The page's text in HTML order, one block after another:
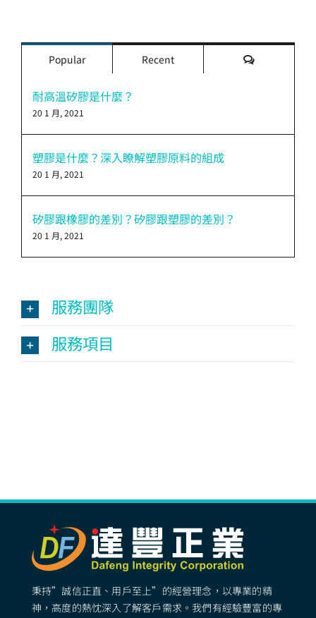
Popular Recent
評
耐高溫矽膠是什麼？
20 1 月, 2021
塑膠是什麼？深入瞭解塑膠原料的組成
20 1 月, 2021
矽膠跟橡膠的差別？矽膠跟塑膠的差別？
20 1 月, 2021
服務團隊
服務項目
秉持”誠信正直、用戶至上”的經營理念，以專業的精
神，高度的熱忱深入了解客戶需求。我們有經驗豐富的專